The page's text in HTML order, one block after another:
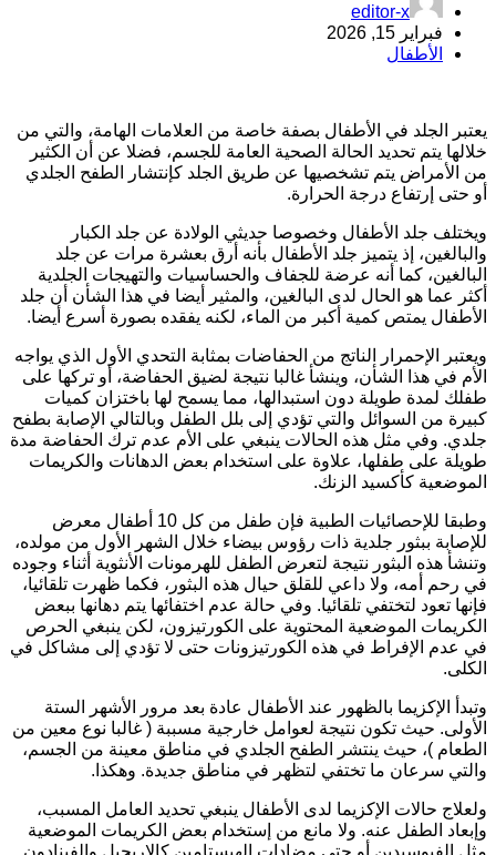
editor-x
فبراير 15, 2026
الأطفال
الجلد في الأطفال بصفة خاصة من العلامات الهامة، والتي من
يتم تحديد الحالة الصحية العامة للجسم، فضلا عن أن الكثير
الأمراض يتم تشخصيها عن طريق الجلد كإنتشار الطفح الجلدي
حتى إرتفاع درجة الحرارة.
جلد الأطفال وخصوصا حديثي الولادة عن جلد الكبار
إذ يتميز جلد الأطفال بأنه أرق بعشرة مرات عن جلد
كما أنه عرضة للجفاف والحساسيات والتهيجات الجلدية
عما هو الحال لدى البالغين، والمثير أيضا في هذا الشأن أن جلد
يمتص كمية أكبر من الماء، لكنه يفقده بصورة أسرع أيضا.
الإحمرار الناتج من الحفاضات بمثابة التحدي الأول الذي يواجه
في هذا الشأن، وينشأ غالبا نتيجة لضيق الحفاضة، أو تركها على
لمدة طويلة دون استبدالها، مما يسمح لها باختزان كميات
من السوائل والتي تؤدي إلى بلل الطفل وبالتالي الإصابة بطفح
وفي مثل هذه الحالات ينبغي على الأم عدم ترك الحفاضة مدة
على طفلها، علاوة على استخدام بعض الدهانات والكريمات
كأكسيد الزنك.
وطبقا للإحصائيات الطبية فإن طفل من كل 10 أطفال معرض
ببثور جلدية ذات رؤوس بيضاء خلال الشهر الأول من مولده،
هذه البثور نتيجة لتعرض الطفل للهرمونات الأنثوية أثناء وجوده
رحم أمه، ولا داعي للقلق حيال هذه البثور، فكما ظهرت تلقائيا،
تعود لتختفي تلقائيا. وفي حالة عدم اختفائها يتم دهانها ببعض
الموضعية المحتوية على الكورتيزون، لكن ينبغي الحرص
عدم الإفراط في هذه الكورتيزونات حتى لا تؤدي إلى مشاكل في
الإكزيما بالظهور عند الأطفال عادة بعد مرور الأشهر الستة
حيث تكون نتيجة لعوامل خارجية مسببة ( غالبا نوع معين من
)، حيث ينتشر الطفح الجلدي في مناطق معينة من الجسم،
سرعان ما تختفي لتظهر في مناطق جديدة. وهكذا.
حالات الإكزيما لدى الأطفال ينبغي تحديد العامل المسبب،
الطفل عنه. ولا مانع من إستخدام بعض الكريمات الموضعية
الفيوسيدين أو حتى مضادات الهيستامين كالإريجيل والفينادون